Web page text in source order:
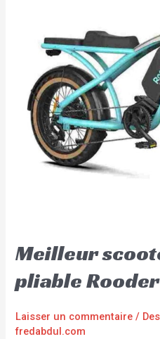
Meilleur
pliable
Laisser un commentaire /
fredabdul.com